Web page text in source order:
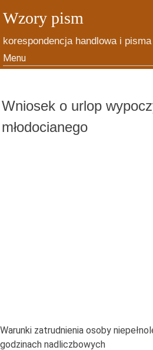
Wzory pism
korespondencja handlowa i
Menu
Skip to content
Wniosek o urlop
młodocianego
Warunki zatrudnienia osoby
godzinach nadliczbowych